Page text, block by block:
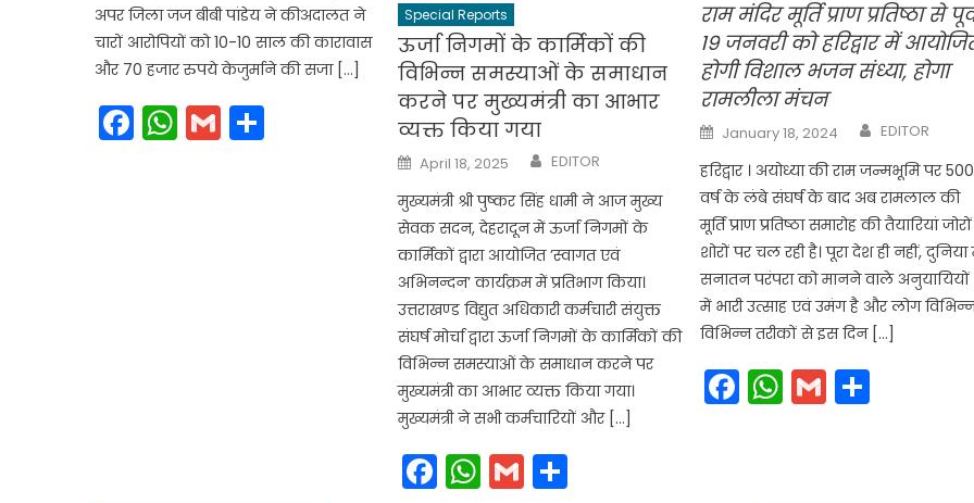
अपर जिला जज बीबी पांडेय ने कीअदालत ने
चारों आरोपियों को 10-10 साल की कारावास
और 70 हजार रुपये केजुर्माने की सजा […]
Facebook
WhatsApp
Gmail
Special Reports
ऊर्जा निगमों के कार्मिकों की
विभिन्न समस्याओं के समाधान
करने पर मुख्यमंत्री का आभार
व्यक्त किया गया
Posted
on
April 18, 2025 Author
EDITOR
मुख्यमंत्री श्री पुष्कर सिंह धामी ने आज मुख्य
सेवक सदन, देहरादून में ऊर्जा निगमों के
कार्मिकों द्वारा आयोजित ’स्वागत एवं
अभिनन्दन’ कार्यक्रम में प्रतिभाग किया।
उत्तराखण्ड विद्युत अधिकारी कर्मचारी संयुक्त
संघर्ष मोर्चा द्वारा ऊर्जा निगमों के कार्मिकों की
विभिन्न समस्याओं के समाधान करने पर
मुख्यमंत्री का आभार व्यक्त किया गया।
मुख्यमंत्री ने सभी कर्मचारियों और […]
Facebook
WhatsApp
GmailShare
राम मंदिर मूर्ति प्राण प्रतिष्ठा से
19 जनवरी को हरिद्वार में
होगी विशाल भजन संध्या, होगा
रामलीला मंचन
Posted
on
January 18, 2024 Author
EDITOR
हरिद्वार । अयोध्या की राम जन्मभूमि पर 500
वर्ष के लंबे संघर्ष के बाद अब रामलाल की
मूर्ति प्राण प्रतिष्ठा समारोह की तैयारियां जोरों
शोरों पर चल रही है। पूरा देश ही नहीं,
सनातन परंपरा को मानने वाले अनुयायियों
में भारी उत्साह एवं उमंग है और लोग
विभिन्न तरीकों से इस दिन […]
Facebook
WhatsApp
Gmail